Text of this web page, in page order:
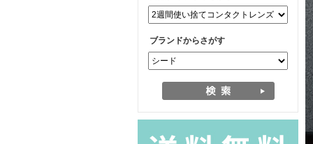
ブランドからさがす